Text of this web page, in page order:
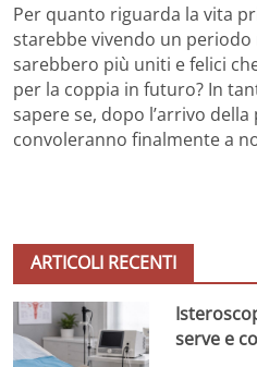
Per quanto riguarda la vita
starebbe vivendo un periodo
sarebbero più uniti e felici
per la coppia in futuro? In
sapere se, dopo l’arrivo
convoleranno finalmente a
ARTICOLI RECENTI
serve e